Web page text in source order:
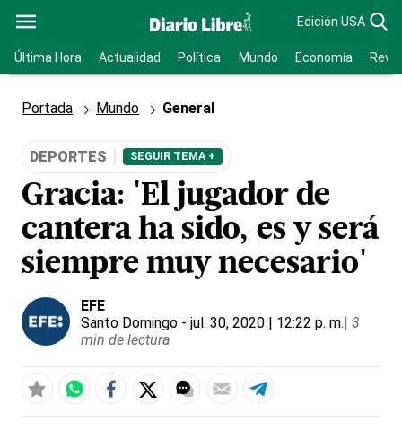
Edición USA
Última Hora Actualidad Política Mundo Economía
Portada Mundo General
DEPORTES SEGUIR TEMA +
Gracia: 'El jugador de
cantera ha sido, es y será
siempre muy necesario'
EFE
Santo Domingo - jul. 30, 2020 | 12:22 p. m.| 3
min de lectura